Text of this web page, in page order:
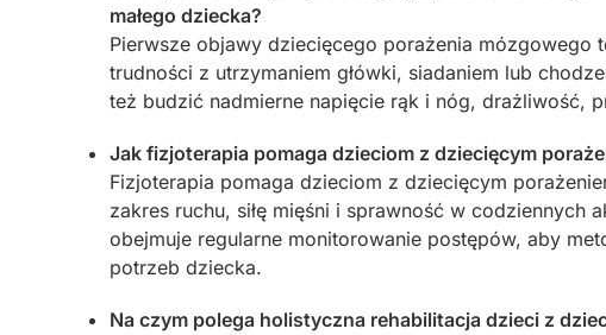
małego dziecka?
Pierwsze objawy dziecięcego porażenia
trudności z utrzymaniem główki, siadaniem lub
też budzić nadmierne napięcie rąk i nóg, drażliwość,
Jak fizjoterapia pomaga dzieciom z dziecięcym
Fizjoterapia pomaga dzieciom z dziecięcym
zakres ruchu, siłę mięśni i sprawność w codziennych
obejmuje regularne monitorowanie postępów, aby
potrzeb dziecka.
Na czym polega holistyczna rehabilitacja dzieci z